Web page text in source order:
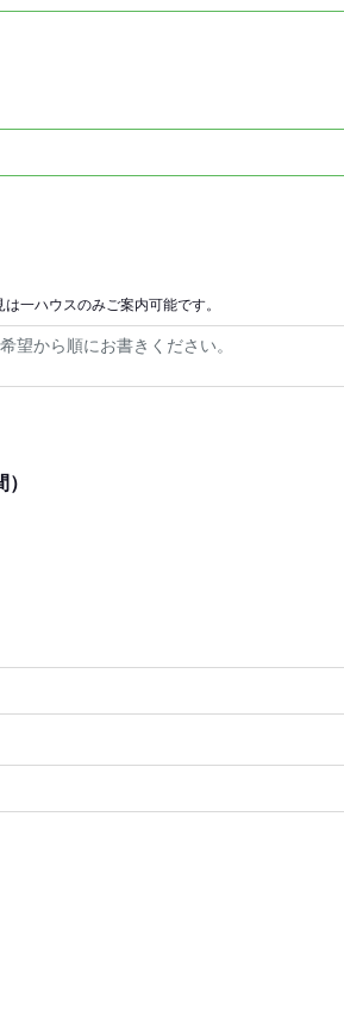
一ハウスのみご案内可能です。